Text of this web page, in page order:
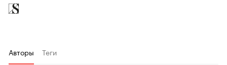
Авторы Теги